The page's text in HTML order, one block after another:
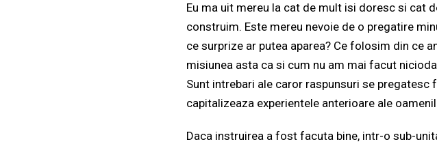
Eu ma uit mereu la cat de mult isi doresc si cat
construim. Este mereu nevoie de o pregatire
ce surprize ar putea aparea? Ce folosim din ce
misiunea asta ca si cum nu am mai facut
Sunt intrebari ale caror raspunsuri se
capitalizeaza experientele anterioare ale
Daca instruirea a fost facuta bine, intr-o sub-